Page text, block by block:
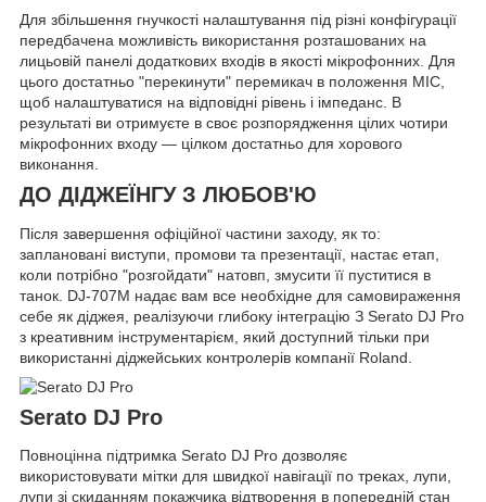
Для збільшення гнучкості налаштування під різні конфігурації
передбачена можливість використання розташованих на
лицьовій панелі додаткових входів в якості мікрофонних. Для
цього достатньо "перекинути" перемикач в положення MIC,
щоб налаштуватися на відповідні рівень і імпеданс. В
результаті ви отримуєте в своє розпорядження цілих чотири
мікрофонних входу — цілком достатньо для хорового
виконання.
ДО ДІДЖЕЇНГУ З ЛЮБОВ'Ю
Після завершення офіційної частини заходу, як то:
заплановані виступи, промови та презентації, настає етап,
коли потрібно "розгойдати" натовп, змусити її пуститися в
танок. DJ-707M надає вам все необхідне для самовираження
себе як діджея, реалізуючи глибоку інтеграцію З Serato DJ Pro
з креативним інструментарієм, який доступний тільки при
використанні діджейських контролерів компанії Roland.
Serato DJ Pro
Повноцінна підтримка Serato DJ Pro дозволяє
використовувати мітки для швидкої навігації по треках, лупи,
лупи зі скиданням покажчика відтворення в попередній стан